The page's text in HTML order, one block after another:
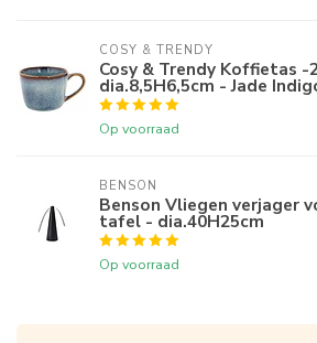
COSY & TRENDY
Cosy & Trendy Koffietas -
dia.8,5H6,5cm - Jade
Op voorraad
BENSON
Benson Vliegen verjager
tafel - dia.40H25cm
Op voorraad